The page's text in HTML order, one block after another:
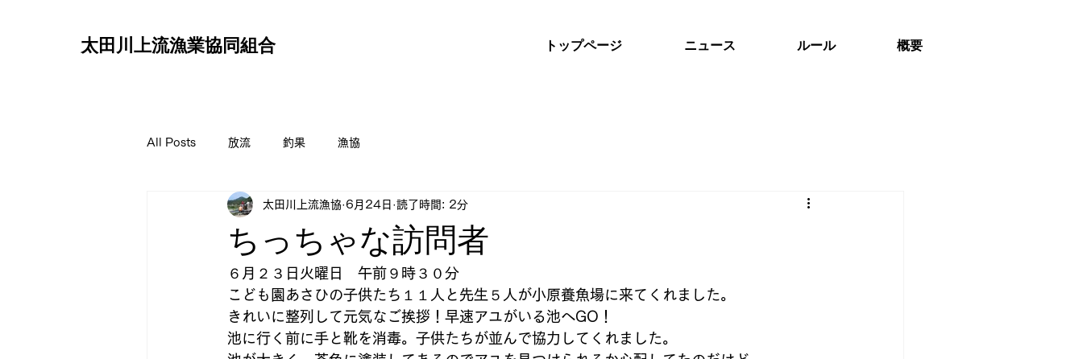
太田川上流漁業協同組合 トップページ ニュース ルール 概要
All Posts 放流 釣果 漁協
ちっちゃな訪問者
太田川上流漁協 6月24日 読了時間: 2分
６月２３日火曜日　午前９時３０分
こども園あさひの子供たち１１人と先生５人が小原養魚場に来てくれました。
きれいに整列して元気なご挨拶！早速アユがいる池へGO！
池に行く前に手と靴を消毒。子供たちが並んで協力してくれました。